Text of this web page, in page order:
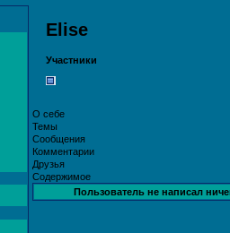
Elise
Участники
О себе
Темы
Сообщения
Комментарии
Друзья
Содержимое
Пользователь не написал